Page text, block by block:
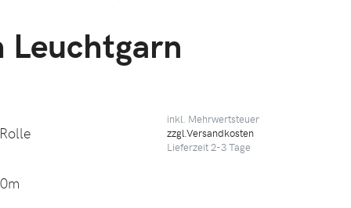
Leuchtgarn
inkl. Mehrwertsteuer
zzgl.Versandkosten
Lieferzeit 2-3Tage